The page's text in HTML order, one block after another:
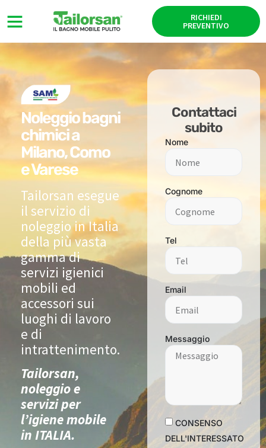
RICHIEDI
PREVENTIVO
Noleggio bagni
chimici a
Milano, Como
e Varese
Tailorsan esegue
il servizio di
noleggio in Italia
della più vasta
gamma di
servizi igienici
mobili ed
accessori sui
luoghi di lavoro
e di
intrattenimento.
Tailorsan,
noleggio e
servizi per
l’igiene mobile
in ITALIA.
Contattaci
subito
Nome
Cognome
Tel
Email
Messaggio
CONSENSO
DELL'INTERESSATO